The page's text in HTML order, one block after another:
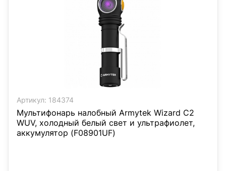
Артикул: 184374
Мультифонарь налобный Armytek Wizard C2
WUV, холодный белый свет и ультрафиолет,
аккумулятор (F08901UF)